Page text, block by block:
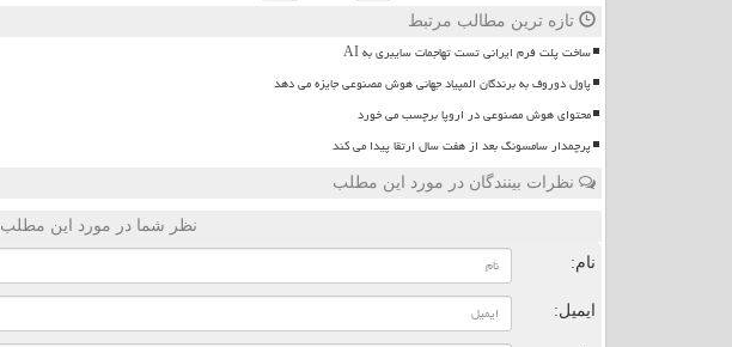
تازه ترین مطالب مرتبط
ساخت پلت فرم ایرانی تست تهاجمات سایبری به AI
پاول دوروف به برندگان المپیاد جهانی هوش مصنوعی جایزه می دهد
محتوای هوش مصنوعی در اروپا برچسب می خورد
پرچمدار سامسونگ بعد از هفت سال ارتقا پیدا می کند
نظرات بینندگان در مورد این مطلب
نظر شما در مورد این مطلب
نام:
ایمیل: